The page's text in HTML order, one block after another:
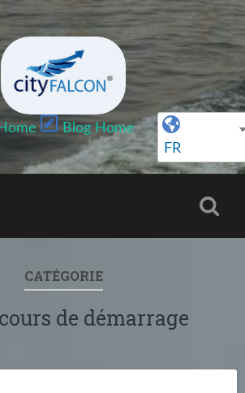
Blog Home
FR
CATÉGORIE
de démarrage